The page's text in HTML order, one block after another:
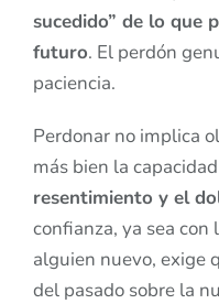
sucedido” de lo que
futuro. El perdón
paciencia.
Perdonar no implica
más bien la
resentimiento y el
confianza, ya sea con
alguien nuevo, exige
del pasado sobre la